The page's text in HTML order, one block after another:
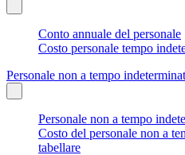
Conto annuale del personale
Costo personale tempo
Personale non a tempo
Personale non a tempo
Costo del personale non a
tabellare